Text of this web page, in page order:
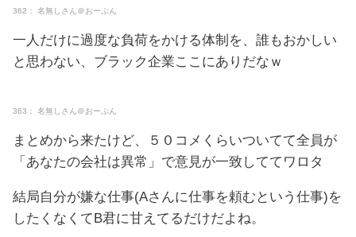
362： 名無しさん＠おーぷん
一人だけに過度な負荷をかける体制を、誰もおかしい
と思わない、ブラック企業ここにありだなｗ
363： 名無しさん＠おーぷん
まとめから来たけど、５０コメくらいついてて全員が
「あなたの会社は異常」で意見が一致しててワロタ
結局自分が嫌な仕事(Aさんに仕事を頼むという仕事)を
したくなくてB君に甘えてるだけだよね。